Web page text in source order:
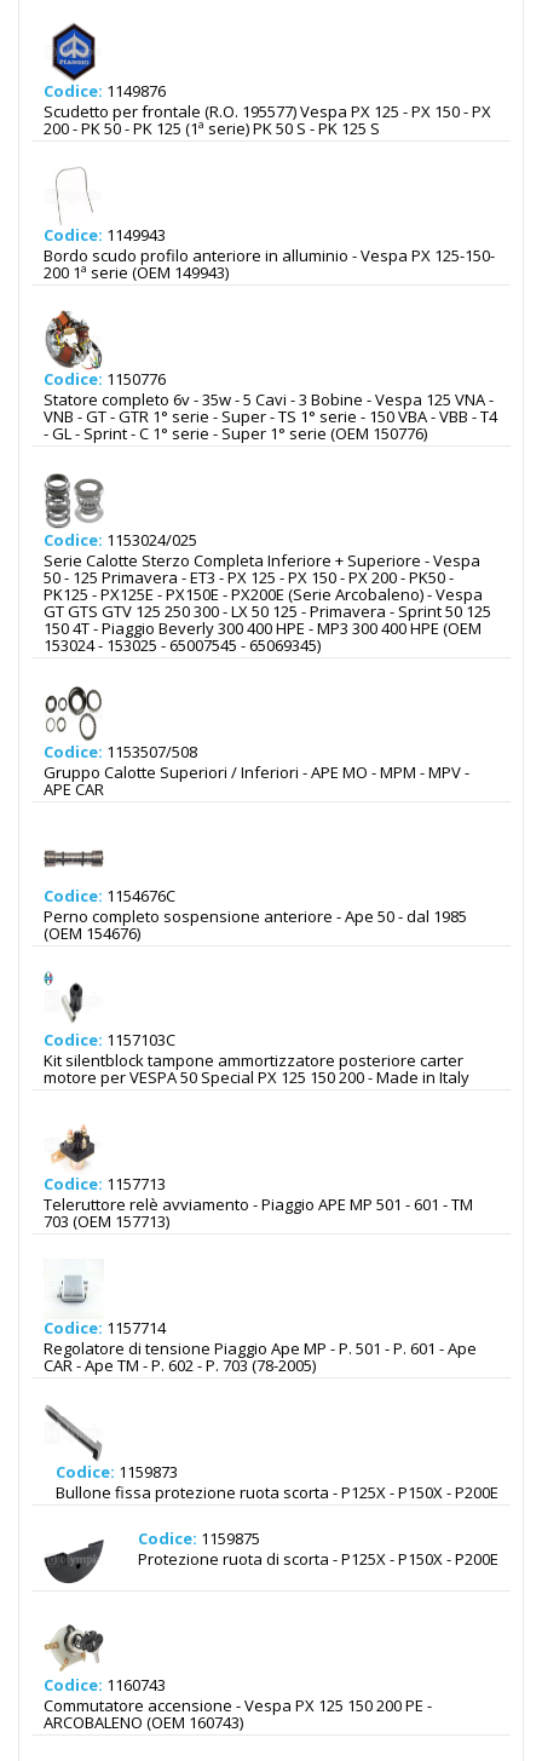
Codice: 1149876
Scudetto per frontale (R.O. 195577) Vespa PX 125 - PX 150 - PX
200 - PK 50 - PK 125 (1ª serie) PK 50 S - PK 125 S
Codice: 1149943
Bordo scudo profilo anteriore in alluminio - Vespa PX 125-150-
200 1ª serie (OEM 149943)
Codice: 1150776
Statore completo 6v - 35w - 5 Cavi - 3 Bobine - Vespa 125 VNA -
VNB - GT - GTR 1° serie - Super - TS 1° serie - 150 VBA - VBB - T4
- GL - Sprint - C 1° serie - Super 1° serie (OEM 150776)
Codice: 1153024/025
Serie Calotte Sterzo Completa Inferiore + Superiore - Vespa
50 - 125 Primavera - ET3 - PX 125 - PX 150 - PX 200 - PK50 -
PK125 - PX125E - PX150E - PX200E (Serie Arcobaleno) - Vespa
GT GTS GTV 125 250 300 - LX 50 125 - Primavera - Sprint 50 125
150 4T - Piaggio Beverly 300 400 HPE - MP3 300 400 HPE (OEM
153024 - 153025 - 65007545 - 65069345)
Codice: 1153507/508
Gruppo Calotte Superiori / Inferiori - APE MO - MPM - MPV -
APE CAR
Codice: 1154676C
Perno completo sospensione anteriore - Ape 50 - dal 1985
(OEM 154676)
Codice: 1157103C
Kit silentblock tampone ammortizzatore posteriore carter
motore per VESPA 50 Special PX 125 150 200 - Made in Italy
Codice: 1157713
Teleruttore relè avviamento - Piaggio APE MP 501 - 601 - TM
703 (OEM 157713)
Codice: 1157714
Regolatore di tensione Piaggio Ape MP - P. 501 - P. 601 - Ape
CAR - Ape TM - P. 602 - P. 703 (78-2005)
Codice: 1159873
Bullone fissa protezione ruota scorta - P125X - P150X - P200E
Codice: 1159875
Protezione ruota di scorta - P125X - P150X - P200E
Codice: 1160743
Commutatore accensione - Vespa PX 125 150 200 PE -
ARCOBALENO (OEM 160743)